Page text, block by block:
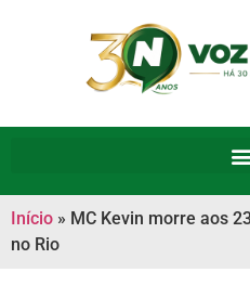
Início » MC Kevin morre aos
no Rio